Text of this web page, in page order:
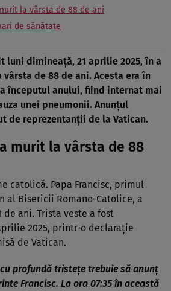
la vârsta de 88 de ani
de sănătate
luni dimineață, 21 aprilie 2025, în a
de 88 de ani. Acesta era în
începutul anului, fiind internat mai
unei pneumonii. Anunțul
de reprezentanții de la Vatican.
murit la vârsta de 88
catolică. Papa Francisc, primul
al Bisericii Romano-Catolice, a
ani. Trista veste a fost
2025, printr-o declarație
de Vatican.
profundă tristețe trebuie să anunț
Francisc. La ora 07:35 în această